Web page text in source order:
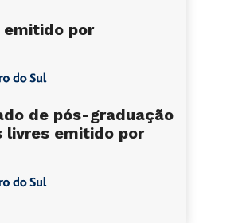
emitido por
de pós-graduação
livres emitido por